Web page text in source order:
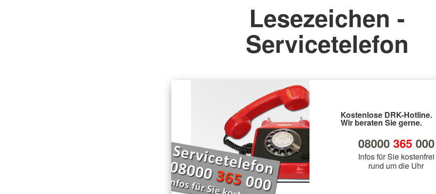
Lesezeichen -
Servicetelefon
Kostenlose DRK-Hotline.
Wir beraten Sie gerne.
08000 365000
Infos für Sie kostenfrei
rund um die Uhr